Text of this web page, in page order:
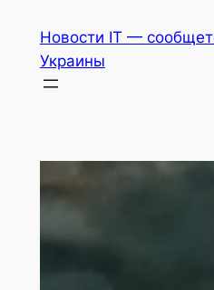
содержимому
Новости IT —
Украины